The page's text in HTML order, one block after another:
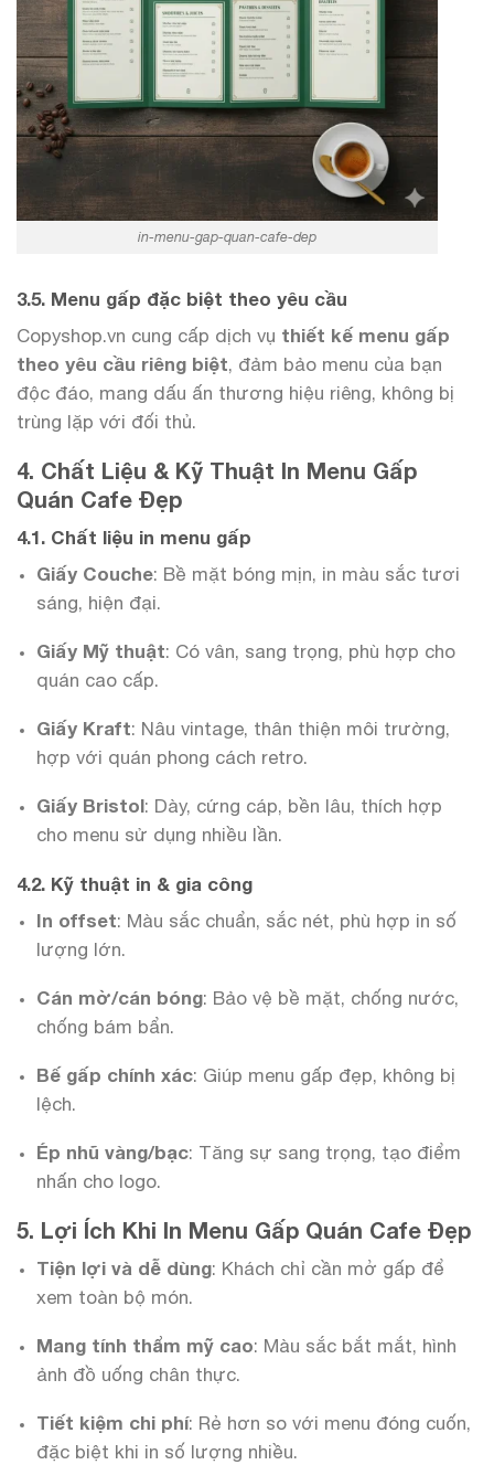
in-menu-gap-quan-cafe-dep
3.5. Menu gấp đặc biệt theo yêu cầu
Copyshop.vn cung cấp dịch vụ thiết kế menu gấp
theo yêu cầu riêng biệt, đảm bảo menu của bạn
độc đáo, mang dấu ấn thương hiệu riêng, không bị
trùng lặp với đối thủ.
4. Chất Liệu & Kỹ Thuật In Menu Gấp
Quán Cafe Đẹp
4.1. Chất liệu in menu gấp
Giấy Couche: Bề mặt bóng mịn, in màu sắc tươi
sáng, hiện đại.
Giấy Mỹ thuật: Có vân, sang trọng, phù hợp cho
quán cao cấp.
Giấy Kraft: Nâu vintage, thân thiện môi trường,
hợp với quán phong cách retro.
Giấy Bristol: Dày, cứng cáp, bền lâu, thích hợp
cho menu sử dụng nhiều lần.
4.2. Kỹ thuật in & gia công
In offset: Màu sắc chuẩn, sắc nét, phù hợp in số
lượng lớn.
Cán mờ/cán bóng: Bảo vệ bề mặt, chống nước,
chống bám bẩn.
Bế gấp chính xác: Giúp menu gấp đẹp, không bị
lệch.
Ép nhũ vàng/bạc: Tăng sự sang trọng, tạo điểm
nhấn cho logo.
5. Lợi Ích Khi In Menu Gấp Quán Cafe Đẹp
Tiện lợi và dễ dùng: Khách chỉ cần mở gấp để
xem toàn bộ món.
Mang tính thẩm mỹ cao: Màu sắc bắt mắt, hình
ảnh đồ uống chân thực.
Tiết kiệm chi phí: Rẻ hơn so với menu đóng cuốn,
đặc biệt khi in số lượng nhiều.